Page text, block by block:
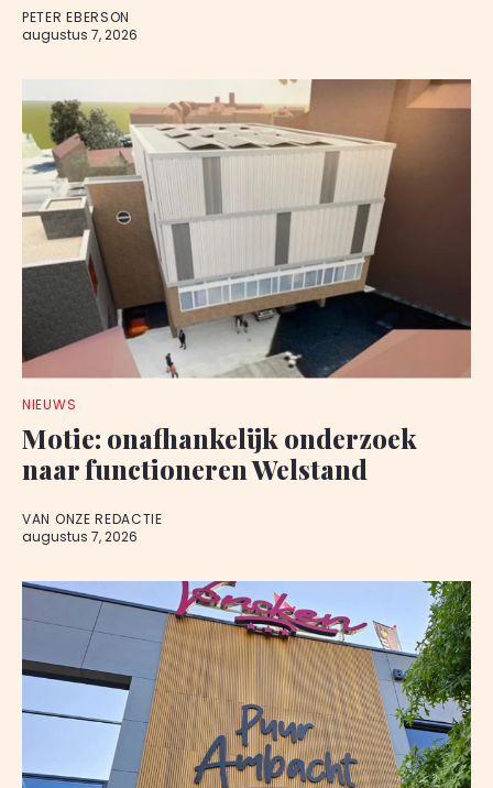
PETER EBERSON
augustus 7, 2026
NIEUWS
Motie: onafhankelijk onderzoek
naar functioneren Welstand
VAN ONZE REDACTIE
augustus 7, 2026